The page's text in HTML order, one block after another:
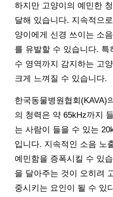
하지만 고양이의 예민한
달해 있습니다. 지속적으
양이에게 신경 쓰이는 소
를 유발할 수 있습니다.
수 영역까지 감지하는 고
크게 느껴질 수 있습니다.
한국동물병원협회(KAVA)
의 청력은 약 65kHz까지
는 사람이 들을 수 있는
입니다. 지속적인 소음 노
예민함을 증폭시킬 수 있
을 달아주는 것이 오히려
중시키는 요인이 될 수 있